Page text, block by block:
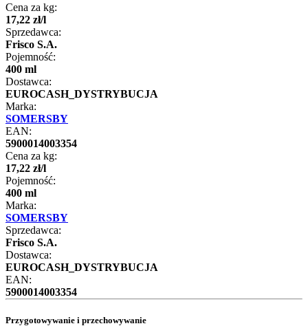
Cena za kg:
17,22 zł/l
Sprzedawca:
Frisco S.A.
Pojemność:
400 ml
Dostawca:
EUROCASH_DYSTRYBUCJA
Marka:
SOMERSBY
EAN:
5900014003354
Cena za kg:
17,22 zł/l
Pojemność:
400 ml
Marka:
SOMERSBY
Sprzedawca:
Frisco S.A.
Dostawca:
EUROCASH_DYSTRYBUCJA
EAN:
5900014003354
Przygotowywanie i przechowywanie